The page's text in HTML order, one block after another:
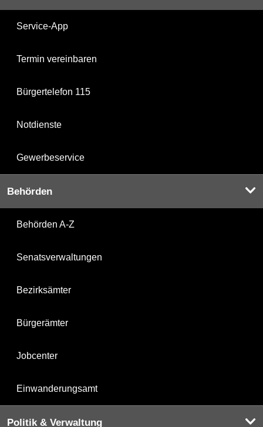
Service-App
Termin vereinbaren
Bürgertelefon 115
Notdienste
Gewerbeservice
Behörden
Behörden A-Z
Senatsverwaltungen
Bezirksämter
Bürgerämter
Jobcenter
Einwanderungsamt
Politik & Verwaltung